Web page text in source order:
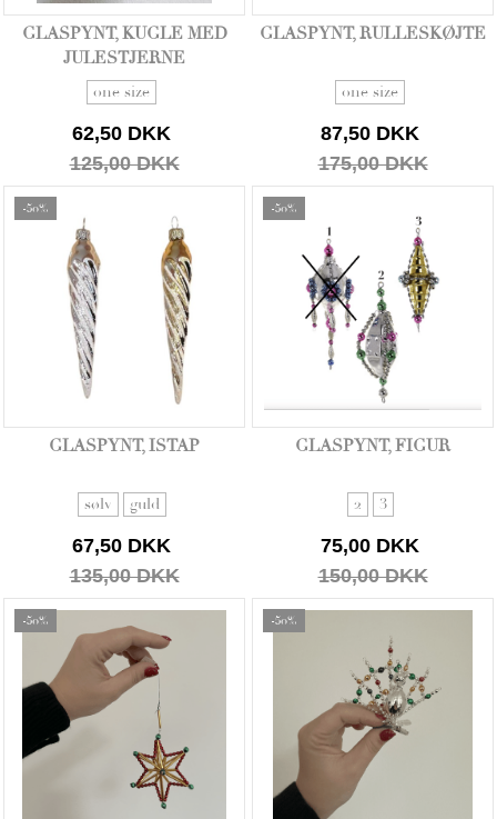
GLASPYNT, KUGLE MED
JULESTJERNE
one size
62,50 DKK
125,00 DKK
GLASPYNT, RULLESKØJTE
one size
87,50 DKK
175,00 DKK
-50%
GLASPYNT, ISTAP
sølv guld
67,50 DKK
135,00 DKK
-50%
GLASPYNT, FIGUR
2 3
75,00 DKK
150,00 DKK
-50% -50%